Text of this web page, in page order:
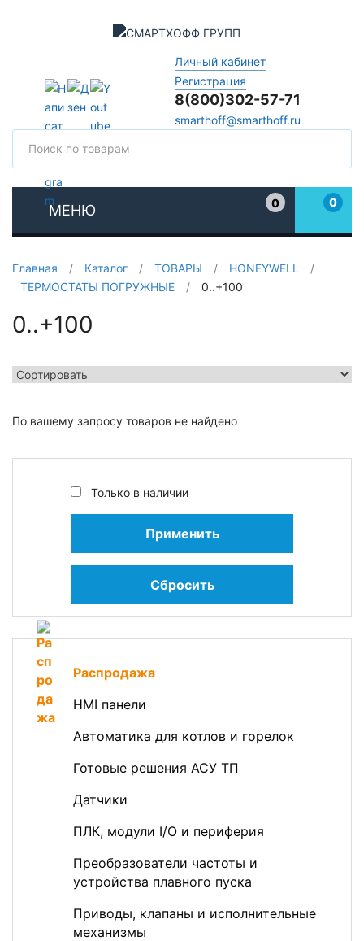
Личный кабинет
Регистрация
8(800)302-57-71
smarthoff@smarthoff.ru
МЕНЮ
0
0
Главная / Каталог / ТОВАРЫ / HONEYWELL
/
ТЕРМОСТАТЫ ПОГРУЖНЫЕ
/ 0..+100
Только в наличии
Применить
Сбросить
Распродажа
HMI панели
Автоматика для котлов и горелок
Готовые решения АСУ ТП
Датчики
ПЛК, модули I/O и периферия
Преобразователи частоты и
устройства плавного пуска
Приводы, клапаны и исполнительные
механизмы
0..+100
По вашему запросу товаров не найдено